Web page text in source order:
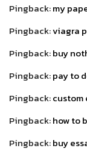
Pingback:my
Pingback:viagra
Pingback:buy
Pingback:pay to
Pingback:custom
Pingback:how to
Pingback:buy